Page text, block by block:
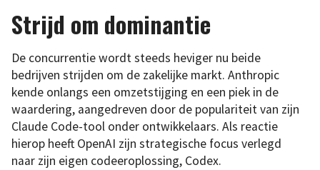
Strijd om dominantie
De concurrentie wordt steeds heviger nu beide
bedrijven strijden om de zakelijke markt. Anthropic
kende onlangs een omzetstijging en een piek in de
waardering, aangedreven door de populariteit van zijn
Claude Code-tool onder ontwikkelaars. Als reactie
hierop heeft OpenAI zijn strategische focus verlegd
naar zijn eigen codeeroplossing, Codex.